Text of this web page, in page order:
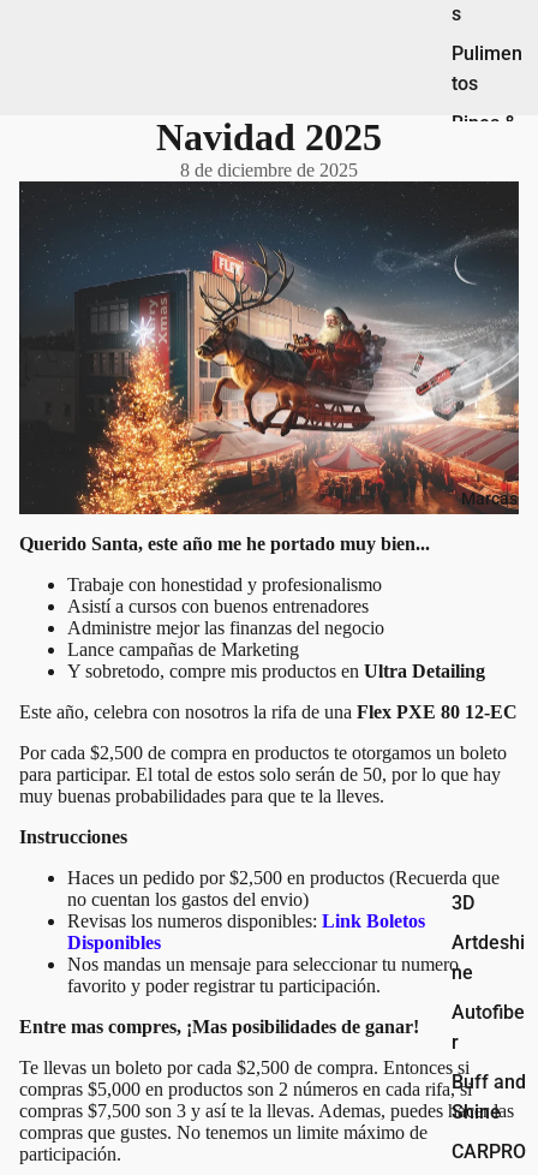
s
Pulimen
tos
Rines &
Marcas
3D
Artdeshi
ne
Autofibe
r
Buff and
Shine
CARPRO
Navidad 2025
8 de diciembre de 2025
Querido Santa, este año me he portado muy bien...
Trabaje con honestidad y profesionalismo
Asistí a cursos con buenos entrenadores
Administre mejor las finanzas del negocio
Lance campañas de Marketing
Y sobretodo, compre mis productos en Ultra Detailing
Este año, celebra con nosotros la rifa de una Flex PXE 80 12-EC
Por cada $2,500 de compra en productos te otorgamos un boleto
para participar. El total de estos solo serán de 50, por lo que hay
muy buenas probabilidades para que te la lleves.
Instrucciones
Haces un pedido por $2,500 en productos (Recuerda que
no cuentan los gastos del envio)
Revisas los numeros disponibles: Link Boletos
Disponibles
Nos mandas un mensaje para seleccionar tu numero
favorito y poder registrar tu participación.
Entre mas compres, ¡Mas posibilidades de ganar!
Te llevas un boleto por cada $2,500 de compra. Entonces si
compras $5,000 en productos son 2 números en cada rifa, si
compras $7,500 son 3 y así te la llevas. Ademas, puedes hacer las
compras que gustes. No tenemos un limite máximo de
participación.